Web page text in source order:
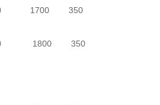
1700 350
1800 350